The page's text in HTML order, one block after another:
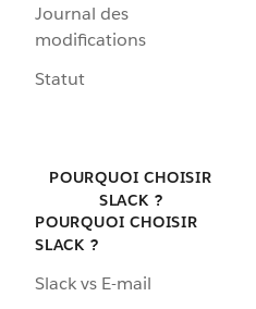
Journal des
modifications
Statut
POURQUOI CHOISIR
SLACK ?
POURQUOI CHOISIR
SLACK ?
Slack vs E-mail